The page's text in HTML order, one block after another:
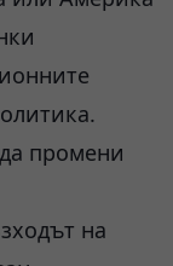
промени
на